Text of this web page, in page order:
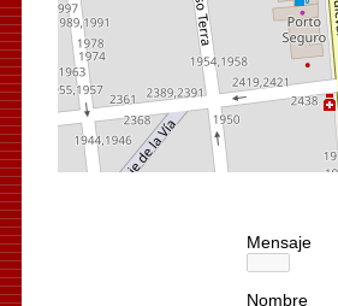
Mensaje
Nombre